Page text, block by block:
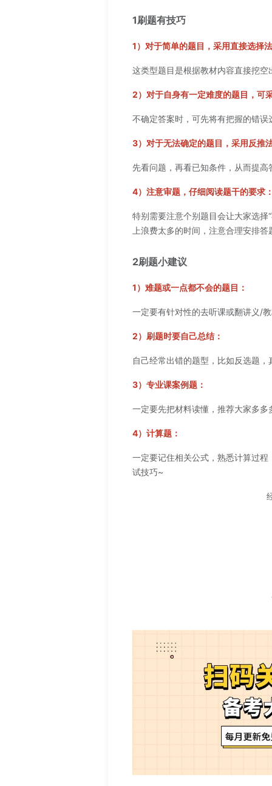
1刷题有技巧
1）对于简单的题目，采用直接选择
这类型题目是根据教材内容直接挖
2）对于自身有一定难度的题目，可
不确定答案时，可先将有把握的错
3）对于无法确定的题目，采用反推
先看问题，再看已知条件，从而提
4）注意审题，仔细阅读题干的要求
特别需要注意个别题目会让大家选
上浪费太多的时间，注意合理安排答
2刷题小建议
1）难题或一点都不会的题目：
一定要有针对性的去听课或翻讲义/
2）刷题时要自己总结：
自己经常出错的题型，比如反选题
3）专业课案例题：
一定要先把材料读懂，推荐大家多
4）计算题：
一定要记住相关公式，熟悉计算过
试技巧~